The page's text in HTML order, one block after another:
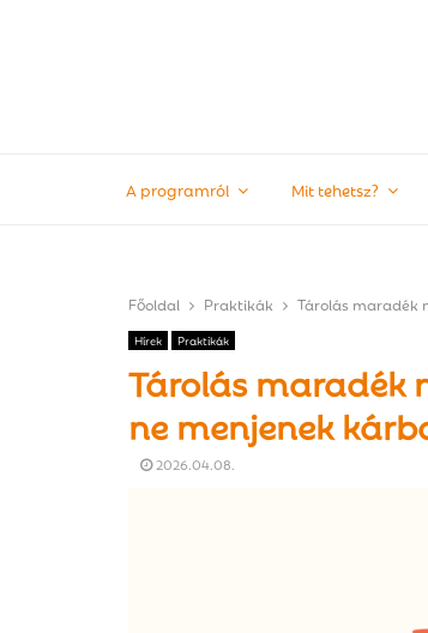
A programról Mit tehetsz?
Főoldal Praktikák Tárolás maradék
Hírek Praktikák
Tárolás maradék
ne menjenek
2026.04.08.